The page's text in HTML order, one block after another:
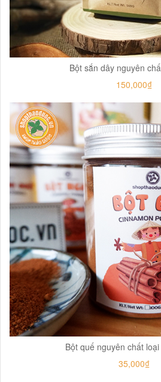
Bột sắn dây nguyên
150,000₫
Bột quế nguyên chất
35,000₫